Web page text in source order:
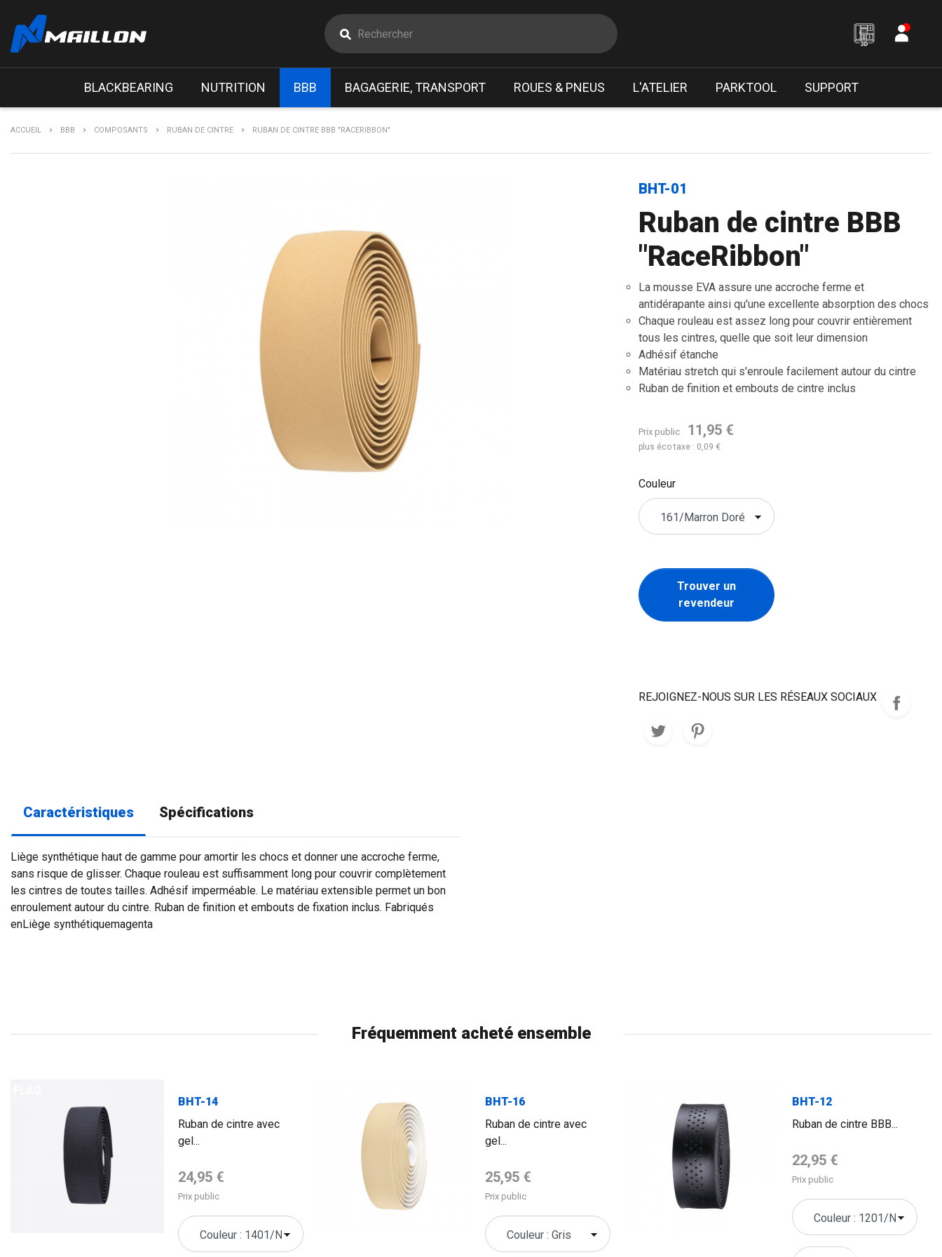
BLACKBEARING NUTRITION BBB BAGAGERIE, TRANSPORT ROUES & PNEUS L'ATELIER PARKTOOL SUPPORT
ACCUEIL BBB COMPOSANTS RUBAN DE CINTRE RUBAN DE CINTRE BBB "RACERIBBON"
BHT-01
Ruban de cintre BBB
"RaceRibbon"
La mousse EVA assure une accroche ferme et
antidérapante ainsi qu'une excellente absorption des chocs
Chaque rouleau est assez long pour couvrir entièrement
tous les cintres, quelle que soit leur dimension
Adhésif étanche
Matériau stretch qui s'enroule facilement autour du cintre
Ruban de finition et embouts de cintre inclus
Prix public 11,95 €
plus éco taxe : 0,09 €
Couleur
Trouver un
revendeur
REJOIGNEZ-NOUS SUR LES RÉSEAUX SOCIAUX
Caractéristiques Spécifications
Liège synthétique haut de gamme pour amortir les chocs et donner une accroche ferme,
sans risque de glisser. Chaque rouleau est suffisamment long pour couvrir complètement
les cintres de toutes tailles. Adhésif imperméable. Le matériau extensible permet un bon
enroulement autour du cintre. Ruban de finition et embouts de fixation inclus. Fabriqués
enLiège synthétiquemagenta
Fréquemment acheté ensemble
BHT-14
Ruban de cintre avec
gel...
Prix de base
24,95 €
Prix public
BHT-16
Ruban de cintre avec
gel...
Prix de base
25,95 €
Prix public
BHT-12
Ruban de cintre BBB...
Prix de base
22,95 €
Prix public